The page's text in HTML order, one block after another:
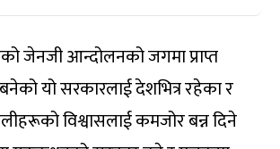
जेनजी आन्दोलनको जगमा प्राप्त
यो सरकारलाई देशभित्र रहेका र
विश्वासलाई कमजोर बन्न दिने